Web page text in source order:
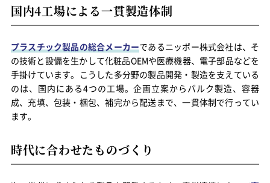
国内4工場による一貫製造体制
プラスチック製品の総合メーカーであるニッポー株式会社は、そ
の技術と設備を生かして化粧品OEMや医療機器、電子部品などを
手掛けています。こうした多分野の製品開発・製造を支えている
のは、国内にある4つの工場。企画立案からバルク製造、容器
成、充填、包装・梱包、補完から配送まで、一貫体制で行ってい
ます。
時代に合わせたものづくり